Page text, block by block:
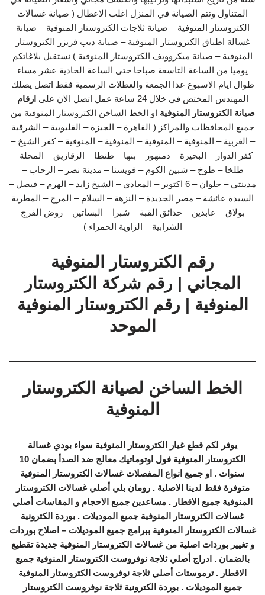
المتناول وتتم الصيانة في المنزل اغلب الاعطال ( صيانة غسالات
الكتروستار المنوفية – صيانة ثلاجات الكتروستار المنوفية – صيانة
غسالة اطباق الكتروستار المنوفية – صيانة ديب فريزر الكتروستار
المنوفية – صيانة ميكروويف الكتروستار المنوفية ) نستقبل بلاغاتكم
يوميا من الساعة التاسعة صباحا حتى الساعة الحادية عشر مساء
طوال ايام الاسبوع عدا الجمعة والعطلات الرسمية فقط اتصل يصلك
المهندس المختص في خلال 24 ساعة عمل اتصل الان على
ارقام
صيانة الكتروستار المنوفية او الخط الساخن الكتروستار المنوفية من
جميع المحافظات والمراكز ( القاهرة – الجيزة – القليوبية – الشرقية
– الغربية – المنوفية – المنوفية – المنوفية – المنوفية – كفر الشيخ –
كفر الدوار – البحيرة – دمنهور – بنها – طنطا – الزقازيق – المحلة –
طلخا – طوخ – شبين الكوم – قويسنا – مدينة نصر – الرحاب –
مدينتي – حلوان – 6 اكتوبر – المعادي – الشيخ زايد – الهرم – فيصل –
السيدة عائشة – مصر الجديدة – النزهة – السلام – المرج – المطرية
– بولاق – عابدين – حدائق القبة – شبرا – البساتين – روض الفرج –
الشرابية – الزاوية الحمراء )
رقم الكتروستار المنوفية
المجاني | رقم شركة الكتروستار
المنوفية | رقم الكتروستار المنوفية
الموحد
الخط الساخن لصيانة الكتروستار
المنوفية
يوفر لكم قطع غيار الكتروستار المنوفية سواء بودي غسالة
الكتروستار المنوفية فول اوتوماتيك معالج ضد الصدأ بضمان 10
سنوات . او جميع انواع المفصلات غسالات الكتروستار المنوفية
متوفرة فقط لدينا الاصلية . رومان بلي أصلي غسالات الكتروستار
المنوفية جميع الاقطار . مساعدين جميع الاحجام و المقاسات أصلي
غسالات الكتروستار المنوفية جميع الموديلات . بوردة الكترونية
غسالات الكتروستار المنوفية ببرامج جميع الموديلات – اصلاح بوردات
و تغيير بوردات اصلية من غسالات الكتروستار المنوفية جديدة تقطيع
بالضمان . ادراج أصلي ثلاجة نوفروست الكتروستار المنوفية جميع
الاقطار . ترموستات أصلي ثلاجة نوفروست الكتروستار المنوفية
جميع الموديلات . بوردة الكترونية ثلاجة نوفروست الكتروستار